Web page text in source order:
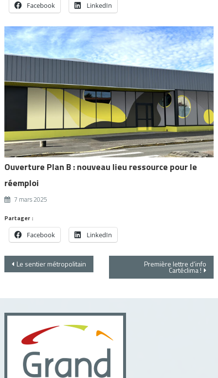
Facebook LinkedIn
Ouverture Plan B : nouveau lieu ressource pour le
réemploi
7 mars 2025
Partager :
Facebook LinkedIn
Navigation
l’article
Le sentier métropolitain Première lettre d’info
Cartéclima !